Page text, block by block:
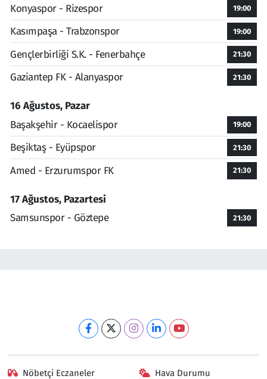
Konyaspor - Rizespor
19:00
Kasımpaşa - Trabzonspor 19:00
Gençlerbirliği S.K. - Fenerbahçe 21:30
Gaziantep FK - Alanyaspor 21:30
16 Ağustos, Pazar
Başakşehir - Kocaelispor
19:00
Beşiktaş - Eyüpspor 21:30
Amed - Erzurumspor FK 21:30
17 Ağustos, Pazartesi
Samsunspor - Göztepe
21:30
Nöbetçi Eczaneler Hava Durumu